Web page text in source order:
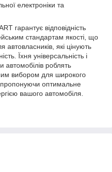
електроніки та
гарантує відповідність
стандартам якості, що
які цінують
Їхня універсальність і
автомобілів роблять
вибором для широкого
пропонуючи оптимальне
вашого автомобіля.